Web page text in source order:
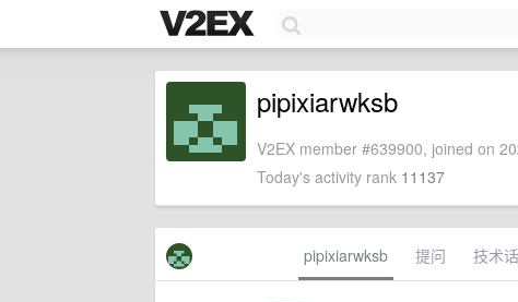
pipixiarwksb
V2EX member #639900, joined on
Today's activity rank 11137
pipixiarwksb 提问 技术